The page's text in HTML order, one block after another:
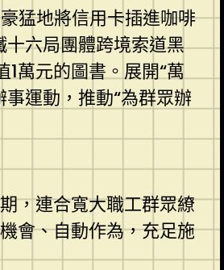
猛地將信用卡插進咖啡
六局團體跨境索道黑
萬元的圖書。展開“萬
運動，推動“為群眾辦
，連合寬大職工群眾繚
會、自動作為，充足施